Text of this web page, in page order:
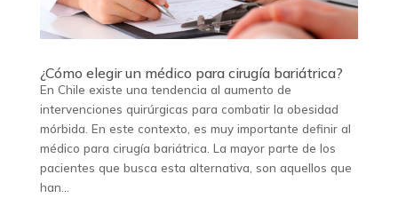
¿Cómo elegir un médico para cirugía bariátrica?
En Chile existe una tendencia al aumento de
intervenciones quirúrgicas para combatir la obesidad
mórbida. En este contexto, es muy importante definir al
médico para cirugía bariátrica. La mayor parte de los
pacientes que busca esta alternativa, son aquellos que
han...